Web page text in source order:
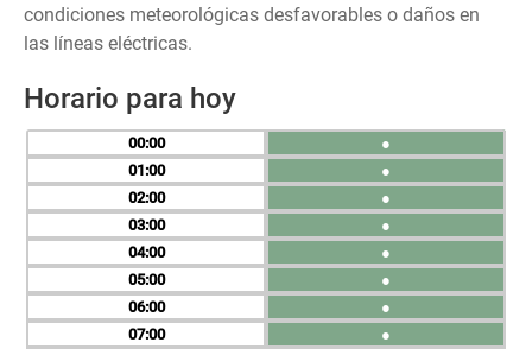
condiciones meteorológicas desfavorables o daños en
las líneas eléctricas.
Horario para hoy
00
01
02
03
04
05
06
07
●
●
●
●
●
●
●
●